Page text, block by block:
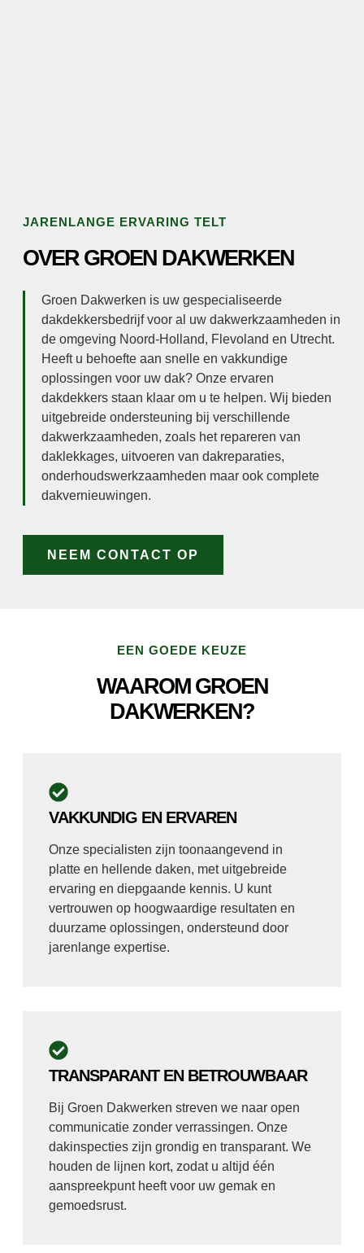
JARENLANGE ERVARING TELT
OVER GROEN DAKWERKEN
Groen Dakwerken is uw gespecialiseerde
dakdekkersbedrijf voor al uw dakwerkzaamheden in
de omgeving Noord-Holland, Flevoland en Utrecht.
Heeft u behoefte aan snelle en vakkundige
oplossingen voor uw dak? Onze ervaren
dakdekkers staan klaar om u te helpen. Wij bieden
uitgebreide ondersteuning bij verschillende
dakwerkzaamheden, zoals het repareren van
daklekkages, uitvoeren van dakreparaties,
onderhoudswerkzaamheden maar ook complete
dakvernieuwingen.
NEEM CONTACT OP
EEN GOEDE KEUZE
WAAROM GROEN
DAKWERKEN?
VAKKUNDIG EN ERVAREN
Onze specialisten zijn toonaangevend in
platte en hellende daken, met uitgebreide
ervaring en diepgaande kennis. U kunt
vertrouwen op hoogwaardige resultaten en
duurzame oplossingen, ondersteund door
jarenlange expertise.
TRANSPARANT EN BETROUWBAAR
Bij Groen Dakwerken streven we naar open
communicatie zonder verrassingen. Onze
dakinspecties zijn grondig en transparant. We
houden de lijnen kort, zodat u altijd één
aanspreekpunt heeft voor uw gemak en
gemoedsrust.